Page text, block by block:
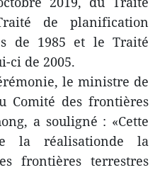
de planification
de 1985 et le Traité
ci de 2005.
le ministre de
Comité des frontières
a souligné : «Cette
la réalisationde la
frontières terrestres